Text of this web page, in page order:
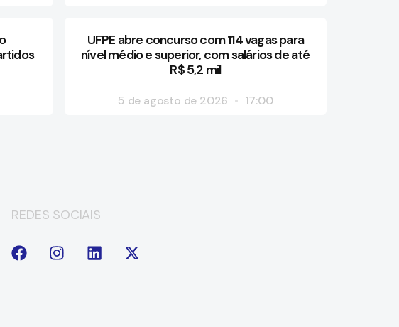
UFPE abre concurso com 114 vagas para
nível médio e superior, com salários de até
R$ 5,2 mil
5 de agosto de 2026 17:00
REDES SOCIAIS